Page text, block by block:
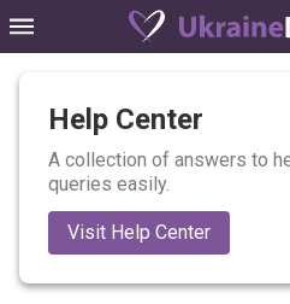
Help Center
A collection of answers to
queries easily.
Visit Help Center